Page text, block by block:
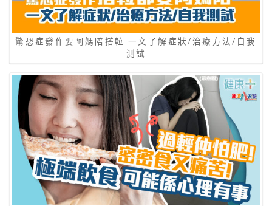
驚恐症發作要阿媽陪搭𨋢 一文了解症狀/治療方法/自我
測試